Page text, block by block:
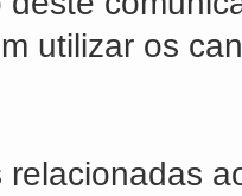
utilizar os